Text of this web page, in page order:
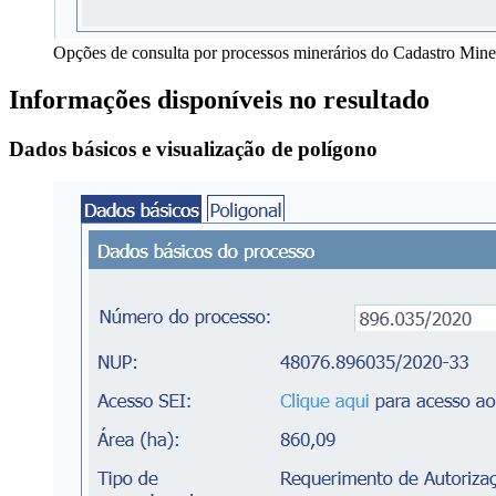
Opções de consulta por processos minerários do Cadastro
Informações disponíveis no resultado
Dados básicos e visualização de polígono